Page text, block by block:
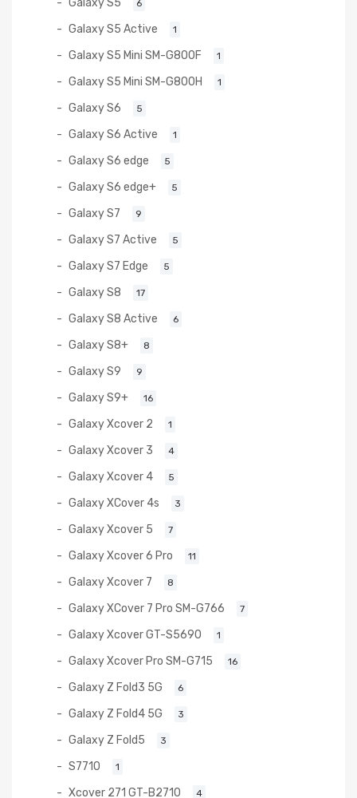
6
Galaxy S5 Active 1
Galaxy S5 Mini SM-G800F 1
Galaxy S5 Mini SM-G800H 1
Galaxy S6 5
Galaxy S6 Active 1
Galaxy S6 edge 5
Galaxy S6 edge+ 5
Galaxy S7 9
Galaxy S7 Active 5
Galaxy S7 Edge 5
Galaxy S8 17
Galaxy S8 Active 6
Galaxy S8+ 8
Galaxy S9 9
Galaxy S9+ 16
Galaxy Xcover 2 1
Galaxy Xcover 3 4
Galaxy Xcover 4 5
Galaxy XCover 4s 3
Galaxy Xcover 5 7
Galaxy Xcover 6 Pro 11
Galaxy Xcover 7 8
Galaxy XCover 7 Pro SM-G766 7
Galaxy Xcover GT-S5690 1
Galaxy Xcover Pro SM-G715 16
Galaxy Z Fold3 5G 6
Galaxy Z Fold4 5G 3
Galaxy Z Fold5 3
S7710 1
Xcover 271 GT-B2710 4